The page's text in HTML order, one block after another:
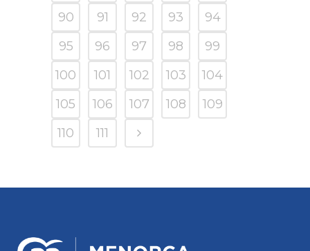
90
91 92 93
94
95
96 97 98
99
100
101 102 103
104
105
106 107 108
109
110
111